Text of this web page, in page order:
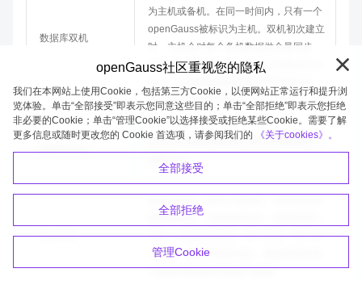
数据库双机
为主机或备机。在同一时间内，只有一个
openGauss被标识为主机。双机初次建立
时，主机会对每个备机数据做全量同步，
然后做增量同步。双机建立之后的运行过
求，备机只做日志同步。
数据库文件
保存用户数据和数据库系统内部数据的二
数据字典
据库的信息。这些信息包括：数据库设计
信息、存储过程信息、用户权限、用户统
计数据、数据库进程信息、数据库增长统
计数据和数据库性能统计数据。
openGauss社区重视您的隐私
我们在本网站上使用Cookie，包括第三方Cookie，以便网站正常运行和提升浏
览体验。单击“全部接受”即表示您同意这些目的；单击“全部拒绝”即表示您拒绝
非必要的Cookie；单击“管理Cookie”以选择接受或拒绝某些Cookie。需要了解
更多信息或随时更改您的 Cookie 首选项，请参阅我们的
《关于cookies》。
全部接受
全部拒绝
管理Cookie